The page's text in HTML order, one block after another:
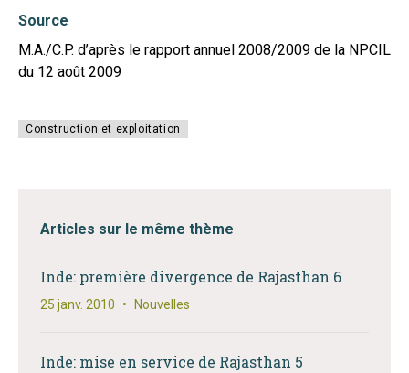
Source
M.A./C.P. d’après le rapport annuel 2008/2009 de la NPCIL
du 12 août 2009
Construction et exploitation
Articles sur le même thème
Inde: première divergence de Rajasthan 6
25 janv. 2010 • Nouvelles
Inde: mise en service de Rajasthan 5